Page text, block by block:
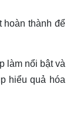
hoàn thành để
làm nổi bật và
hiểu quả hóa